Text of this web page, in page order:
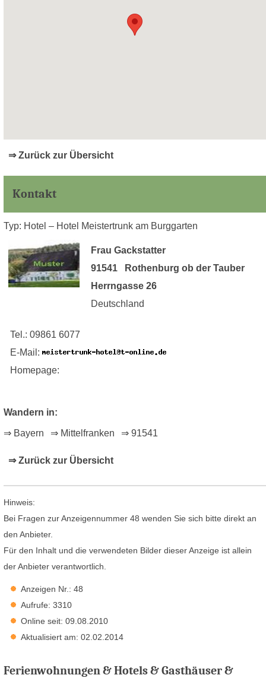
⇒ Zurück zur Übersicht
Kontakt
Typ: Hotel – Hotel Meistertrunk am Burggarten
Frau Gackstatter
91541 Rothenburg ob der Tauber
Herrngasse 26
Deutschland
Tel.: 09861 6077
E-Mail:
Homepage:
Wandern in:
⇒ Bayern ⇒ Mittelfranken ⇒ 91541
⇒ Zurück zur Übersicht
Hinweis:
Bei Fragen zur Anzeigennummer 48 wenden Sie sich bitte direkt an
den Anbieter.
Für den Inhalt und die verwendeten Bilder dieser Anzeige ist allein
der Anbieter verantwortlich.
Anzeigen Nr.: 48
Aufrufe: 3310
Online seit: 09.08.2010
Aktualisiert am: 02.02.2014
Ferienwohnungen & Hotels & Gasthäuser &